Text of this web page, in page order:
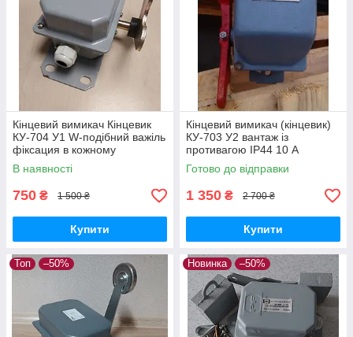
Кінцевий вимикач Кінцевик
КУ-704 У1 W-подібний важіль
фіксация в кожному
положенні
В наявності
750 ₴ 1 500 ₴
Купити
Кінцевий вимикач (кінцевик)
КУ-703 У2 вантаж із
противагою ІР44 10 А
Готово до відправки
1 350 ₴ 2 700 ₴
Купити
Топ –50% Новинка –50%